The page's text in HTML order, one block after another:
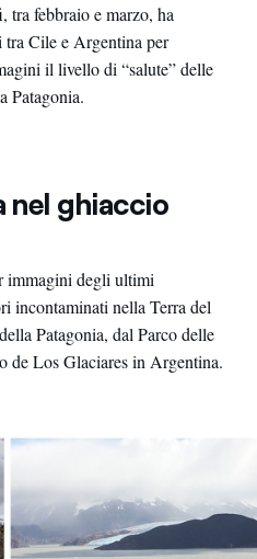
tra febbraio e marzo, ha
Cile e Argentina per
il livello di “salute” delle
Patagonia.
nel ghiaccio
immagini degli ultimi
incontaminati nella Terra del
Patagonia, dal Parco delle
de Los Glaciares in Argentina.